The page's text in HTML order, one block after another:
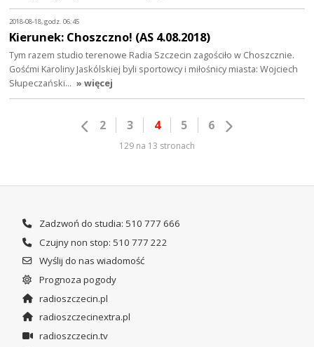
2018-08-18, godz. 06:45
Kierunek: Choszczno! (AS 4.08.2018)
Tym razem studio terenowe Radia Szczecin zagościło w Choszcznie.
Gośćmi Karoliny Jaskólskiej byli sportowcy i miłośnicy miasta: Wojciech
Słupeczański… » więcej
2 3 4 5 6
129 na 13 stronach
Zadzwoń do studia: 510 777 666
Czujny non stop: 510 777 222
Wyślij do nas wiadomość
Prognoza pogody
radioszczecin.pl
radioszczecinextra.pl
radioszczecin.tv